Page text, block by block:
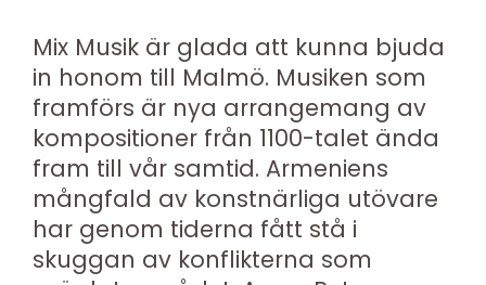
Mix Musik är glada att kunna bjuda
in honom till Malmö. Musiken som
framförs är nya arrangemang av
kompositioner från 1100-talet ända
fram till vår samtid. Armeniens
mångfald av konstnärliga utövare
har genom tiderna fått stå i
skuggan av konflikterna som